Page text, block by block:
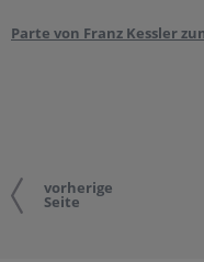
Parte von Franz Kessler
vorherige
Seite